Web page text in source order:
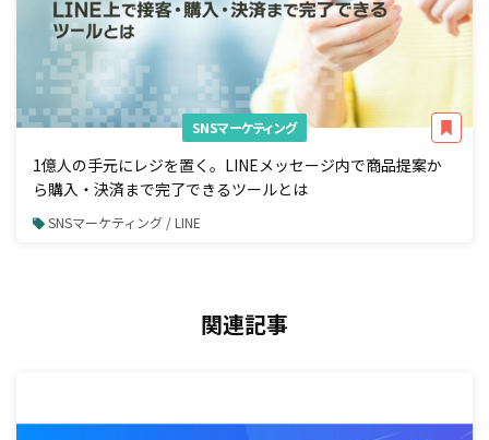
SNSマーケティング
1億人の手元にレジを置く。LINEメッセージ内で商品提案か
ら購入・決済まで完了できるツールとは
SNSマーケティング / LINE
関連記事